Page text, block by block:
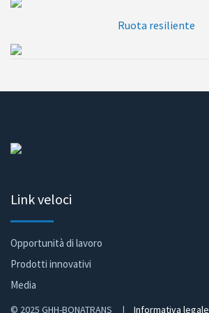
Ruota resiliente
Link veloci
Opportunità di lavoro
Prodotti innovativi
Media
© 2025 GHH-BONATRANS | Informativa legale